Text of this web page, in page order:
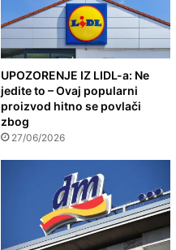
UPOZORENJE IZ LIDL-a: Ne
jedite to – Ovaj popularni
proizvod hitno se povlači
zbog
27/06/2026